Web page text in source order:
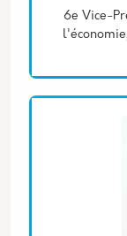
6e Vice-